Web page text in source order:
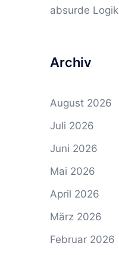
absurde Logik
Archiv
August 2026
Juli 2026
Juni 2026
Mai 2026
April 2026
März 2026
Februar 2026